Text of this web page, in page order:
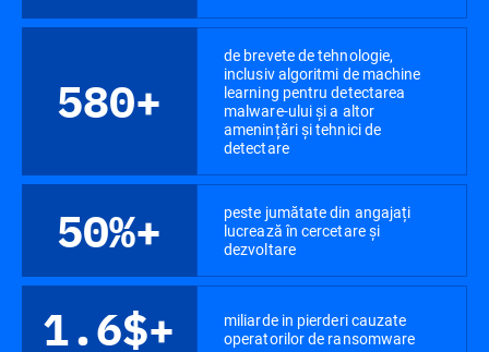
580+
de brevete de tehnologie,
inclusiv algoritmi de machine
learning pentru detectarea
malware-ului și a altor
amenințări și tehnici de
detectare
50%+
peste jumătate din angajați
lucrează în cercetare și
dezvoltare
1.6$+
miliarde in pierderi cauzate
operatorilor de ransomware